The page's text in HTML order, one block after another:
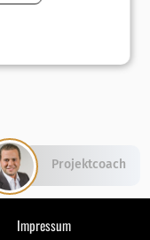
Impressum
Projektcoach